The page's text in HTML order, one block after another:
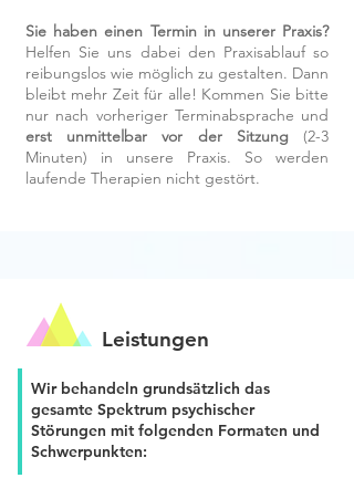
Sie haben einen Termin in unserer Praxis?
Helfen Sie uns dabei den Praxisablauf so
reibungslos wie möglich zu gestalten. Dann
bleibt mehr Zeit für alle! Kommen Sie bitte
nur nach vorheriger Terminabsprache und
erst unmittelbar vor der Sitzung(2-3
Minuten) in unsere Praxis. So werden
laufende Therapien nicht gestört.
Leistungen
Wir behandeln grundsätzlich das
gesamte Spektrum psychischer
Störungen mit folgenden Formaten und
Schwerpunkten: